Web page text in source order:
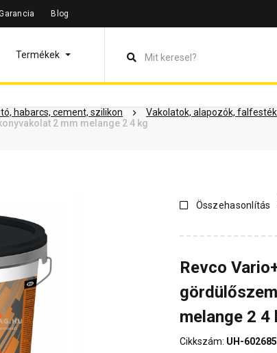
Blog
Termékek
habarcs, cement, szilikon Vakolatok, alapozók,
2 mm melange 2 4 kg
Termékinformáció Dokumentumok
Összehasonlítás
Revco
melange 2 4
Cikkszám: UH-602685